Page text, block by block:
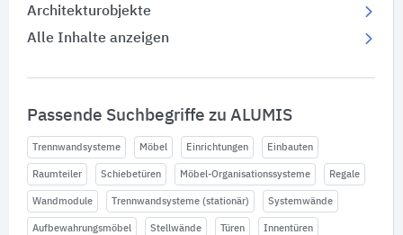
Architekturobjekte
Alle Inhalte anzeigen
Passende Suchbegriffe zu ALUMIS
Trennwandsysteme Möbel Einrichtungen Einbauten
Raumteiler Schiebetüren Möbel-Organisationssysteme Regale
Wandmodule Trennwandsysteme (stationär) Systemwände
Aufbewahrungsmöbel Stellwände Türen Innentüren